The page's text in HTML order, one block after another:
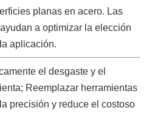
planas en acero. Las
a optimizar la elección
aplicación.
el desgaste y el
Reemplazar herramientas
precisión y reduce el costoso